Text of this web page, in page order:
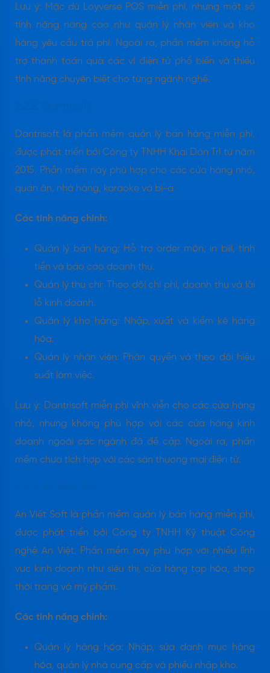
Lưu ý: Mặc dù Loyverse POS miễn phí, nhưng một số
tính năng nâng cao như quản lý nhân viên và kho
hàng yêu cầu trả phí. Ngoài ra, phần mềm không hỗ
trợ thanh toán qua các ví điện tử phổ biến và thiếu
tính năng chuyên biệt cho từng ngành nghề.​
Dantrisoft là phần mềm quản lý bán hàng miễn phí,
được phát triển bởi Công ty TNHH Khai Dân Trí từ năm
2015. Phần mềm này phù hợp cho các cửa hàng nhỏ,
quán ăn, nhà hàng, karaoke và bi-a.
Các tính năng chính:
Quản lý bán hàng: Hỗ trợ order món, in bill, tính
tiền và báo cáo doanh thu.​
Quản lý thu chi: Theo dõi chi phí, doanh thu và lãi
lỗ kinh doanh.​
Quản lý kho hàng: Nhập, xuất và kiểm kê hàng
hóa.​
Quản lý nhân viên: Phân quyền và theo dõi hiệu
suất làm việc.​
Lưu ý: Dantrisoft miễn phí vĩnh viễn cho các cửa hàng
nhỏ, nhưng không phù hợp với các cửa hàng kinh
doanh ngoài các ngành đã đề cập. Ngoài ra, phần
mềm chưa tích hợp với các sàn thương mại điện tử.​
An Việt Soft là phần mềm quản lý bán hàng miễn phí,
được phát triển bởi Công ty TNHH Kỹ thuật Công
nghệ An Việt. Phần mềm này phù hợp với nhiều lĩnh
vực kinh doanh như siêu thị, cửa hàng tạp hóa, shop
thời trang và mỹ phẩm.
Các tính năng chính:
Quản lý hàng hóa: Nhập, sửa danh mục hàng
hóa, quản lý nhà cung cấp và phiếu nhập kho.​